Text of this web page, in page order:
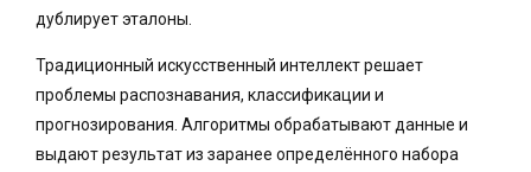
дублирует эталоны.
Традиционный искусственный интеллект решает
проблемы распознавания, классификации и
прогнозирования. Алгоритмы обрабатывают данные и
выдают результат из заранее определённого набора